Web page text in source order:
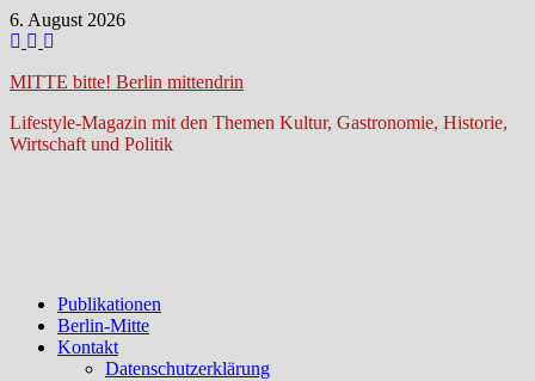
Zum
Inhalt
6. August 2026
MITTE bitte! Berlin mittendrin
Lifestyle-Magazin mit den Themen Kultur, Gastronomie, Historie,
Wirtschaft und Politik
Publikationen
Berlin-Mitte
Kontakt
Datenschutzerklärung